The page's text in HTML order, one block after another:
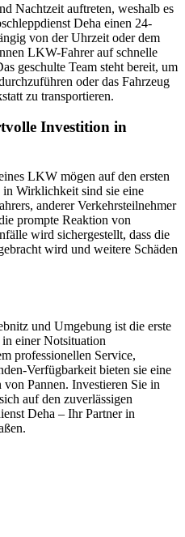
Nachtzeit auftreten, weshalb es
Deha einen 24-
von der Uhrzeit oder dem
LKW-Fahrer auf schnelle
geschulte Team steht bereit, um
oder das Fahrzeug
zu transportieren.
Investition in
LKW mögen auf den ersten
Wirklichkeit sind sie eine
anderer Verkehrsteilnehmer
prompte Reaktion von
wird sichergestellt, dass die
wird und weitere Schäden
und Umgebung ist die erste
einer Notsituation
professionellen Service,
Verfügbarkeit bieten sie eine
Pannen. Investieren Sie in
auf den zuverlässigen
Deha – Ihr Partner in